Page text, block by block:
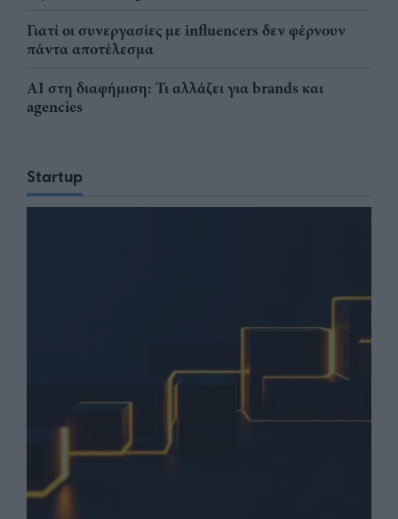
Γιατί οι συνεργασίες με influencers δεν φέρνουν
πάντα αποτέλεσμα
AI στη διαφήμιση: Τι αλλάζει για brands και
agencies
Startup